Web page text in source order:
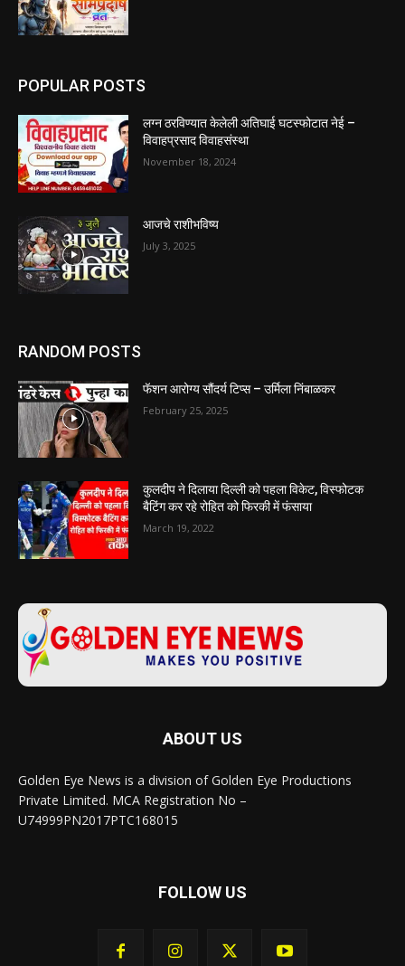
POPULAR POSTS
लग्न ठरविण्यात केलेली अतिघाई घटस्फोटात नेई –
विवाहप्रसाद विवाहसंस्था
November 18, 2024
आजचे राशीभविष्य
July 3, 2025
RANDOM POSTS
फॅशन आरोग्य सौंदर्य टिप्स – उर्मिला निंबाळकर
February 25, 2025
कुलदीप ने दिलाया दिल्ली को पहला विकेट, विस्फोटक
बैटिंग कर रहे रोहित को फिरकी में फंसाया
March 19, 2022
ABOUT US
Golden Eye News is a division of Golden Eye Productions
Private Limited. MCA Registration No –
U74999PN2017PTC168015
FOLLOW US